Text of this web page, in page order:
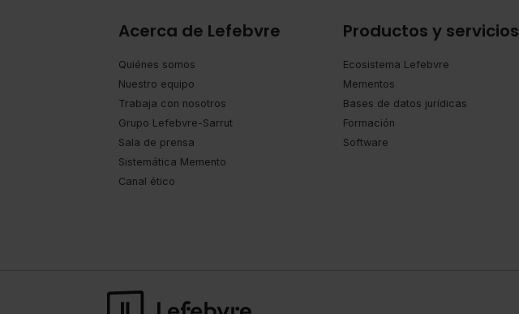
Acerca de Lefebvre
Quiénes somos
Nuestro equipo
Trabaja con nosotros
Grupo Lefebvre-Sarrut
Sala de prensa
Sistemática Memento
Canal ético
Productos y servicios
Ecosistema Lefebvre
Mementos
Bases de datos jurídicas
Formación
Software